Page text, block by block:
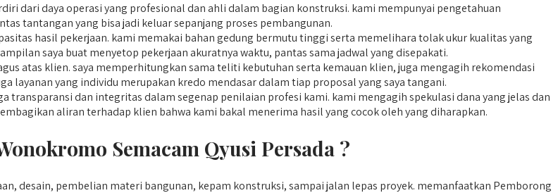
dari daya operasi yang profesional dan ahli dalam bagian konstruksi. kami mempunyai pengetahuan
tantangan yang bisa jadi keluar sepanjang proses pembangunan.
hasil pekerjaan. kami memakai bahan gedung bermutu tinggi serta memelihara tolak ukur kualitas yang
saya buat menyetop pekerjaan akuratnya waktu, pantas sama jadwal yang disepakati.
atas klien. saya memperhitungkan sama teliti kebutuhan serta kemauan klien, juga mengagih rekomendasi
layanan yang individu merupakan kredo mendasar dalam tiap proposal yang saya tangani.
transparansi dan integritas dalam segenap penilaian profesi kami. kami mengagih spekulasi dana yang jelas dan
aliran terhadap klien bahwa kami bakal menerima hasil yang cocok oleh yang diharapkan.
Semacam Qyusi Persada ?
desain, pembelian materi bangunan, kepam konstruksi, sampai jalan lepas proyek. memanfaatkan Pemborong